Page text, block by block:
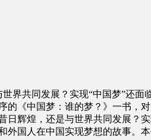
界共同发展？实现“中国梦”还
《中国梦：谁的梦？》一书，
辉煌，还是与世界共同发展？
国人在中国实现梦想的故事。本